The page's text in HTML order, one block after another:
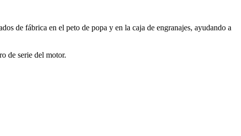
de fábrica en el peto de popa y en la caja de engranajes, ayudando a
de serie del motor.